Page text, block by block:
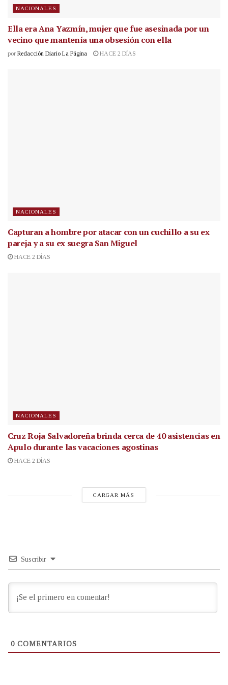
NACIONALES
Ella era Ana Yazmín, mujer que fue asesinada por un
vecino que mantenía una obsesión con ella
por Redacción Diario La Página HACE 2 DÍAS
NACIONALES
Capturan a hombre por atacar con un cuchillo a su ex
pareja y a su ex suegra San Miguel
HACE 2 DÍAS
NACIONALES
Cruz Roja Salvadoreña brinda cerca de 40 asistencias en
Apulo durante las vacaciones agostinas
HACE 2 DÍAS
CARGAR MÁS
Suscribir
0 COMENTARIOS